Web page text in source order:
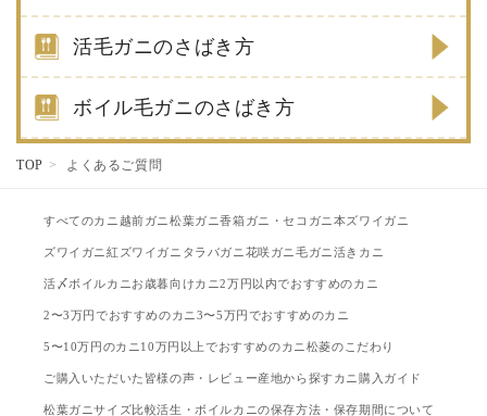
活毛ガニのさばき方
ボイル毛ガニのさばき方
TOP よくあるご質問
すべてのカニ 越前ガニ松葉ガニ香箱ガニ・セコガニ 本ズワイガニ
ズワイガニ 紅ズワイガニ タラバガニ 花咲ガニ毛ガニ 活きカニ
活〆ボイルカニ お歳暮向けカニ2万円以内でおすすめのカニ
2〜3万円でおすすめのカニ 3〜5万円でおすすめのカニ
5〜10万円のカニ 10万円以上でおすすめのカニ 松菱のこだわり
ご購入いただいた皆様の声・レビュー産地から探すカニ購入ガイド
松葉ガニサイズ比較活生・ボイルカニの保存方法・保存期間について